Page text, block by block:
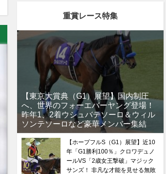
重賞レース特集
【東京大賞典（G1）展望】国内制圧
へ、世界のフォーエバーヤング登場！
昨年1、2着ウシュバテソーロ＆ウィル
ソンテソーロなど豪華メンバー集結
【ホープフルS（G1）展望】近10
年「G1勝利100％」クロワデュノ
ールVS「2歳女王撃破」マジック
サンズ！ 非凡な才能を見せる無敗